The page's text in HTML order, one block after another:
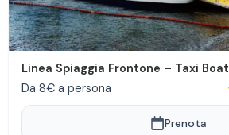
Linea Spiaggia Frontone – Taxi Boat
Da 8€ a persona
Prenota